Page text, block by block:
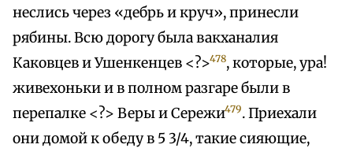
неслись через «дебрь и круч», принесли
рябины. Всю дорогу была вакханалия
Каковцев и Ушенкенцев <?>478, которые, ура!
живехоньки и в полном разгаре были в
перепалке <?> Веры и Сережи479. Приехали
они домой к обеду в 5 3/4, такие сияющие,